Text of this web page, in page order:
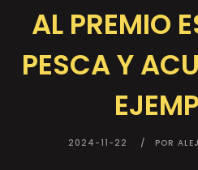
AL PREMIO
PESCA Y
2024-11-22 POR